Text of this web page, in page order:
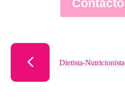
Contacto
Dietista-Nutricionista